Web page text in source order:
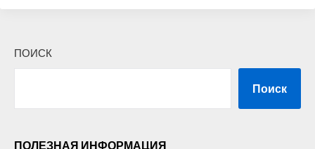
ПОИСК
Поиск
ПОЛЕЗНАЯ ИНФОРМАЦИЯ